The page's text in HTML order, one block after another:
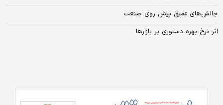
چالش‏‏‌های عمیق پیش‌ روی صنعت
اثر نرخ بهره دستوری بر بازارها